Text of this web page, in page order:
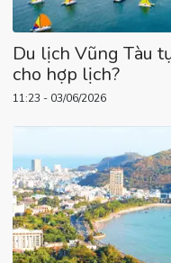
Du lịch Vũng Tàu
cho hợp lịch?
11:23 - 03/06/2026